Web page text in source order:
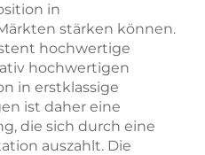
in
stärken können.
hochwertige
hochwertigen
in erstklassige
ist daher eine
die sich durch eine
auszahlt. Die